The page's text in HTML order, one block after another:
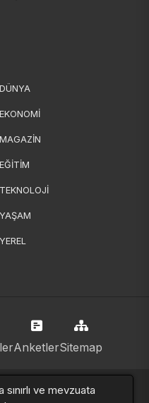
DÜNYA
EKONOMİ
MAGAZİN
EĞİTİM
TEKNOLOJİ
YAŞAM
YEREL
AnketlerSitemap
hakları saklıdır.
ve mevzuata